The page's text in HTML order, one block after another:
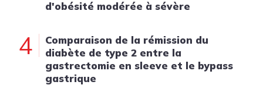
d'obésité modérée à sévère
4
Comparaison de la rémission du
diabète de type 2 entre la
gastrectomie en sleeve et le bypass
gastrique